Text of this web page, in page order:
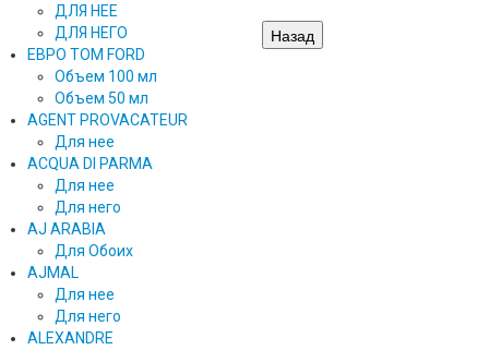
ДЛЯ НЕЕ
ДЛЯ НЕГО
ЕВРО TOM FORD
Объем 100 мл
Объем 50 мл
AGENT PROVACATEUR
Для нее
ACQUA DI PARMA
Для нее
Для него
AJ ARABIA
Для Обоих
AJMAL
Для нее
Для него
ALEXANDRE